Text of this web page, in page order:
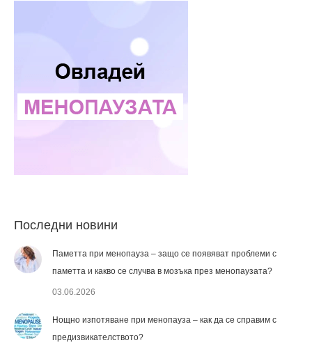
Последни новини
Паметта при менопауза – защо се появяват проблеми с
паметта и какво се случва в мозъка през менопаузата?
03.06.2026
Нощно изпотяване при менопауза – как да се справим с
предизвикателството?